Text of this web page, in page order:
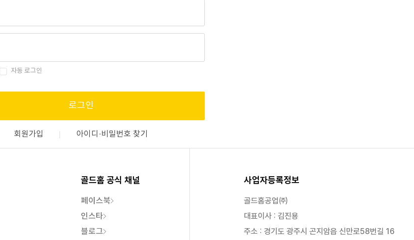
자동 로그인
로그인
회원가입 아이디·비밀번호 찾기
골드홈 공식 채널
페이스북
인스타
블로그
사업자등록정보
골드홈공업㈜
대표이사 : 김진용
주소 : 경기도 광주시 곤지암읍 신만로58번길 16